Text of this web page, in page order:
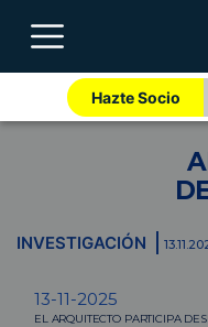
Hazte Socio
INVESTIGACIÓN
13-11-2025
EL ARQUITECTO PARTICIPA